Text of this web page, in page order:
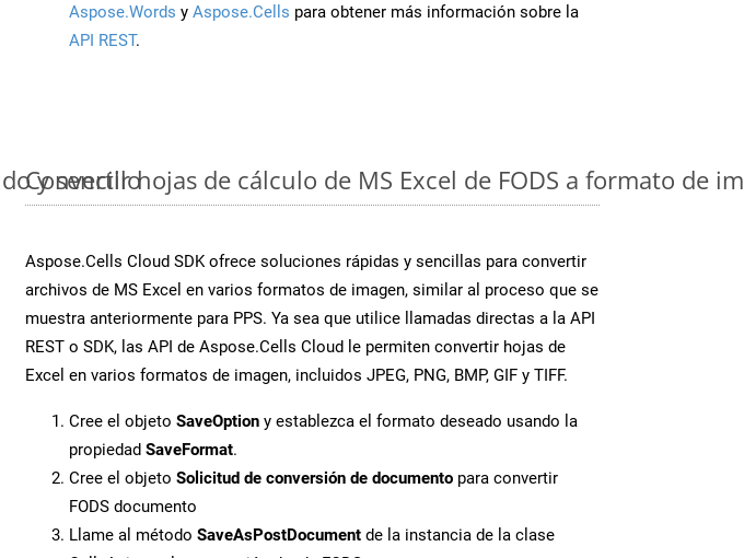
Aspose.Words y Aspose.Cells para obtener más información sobre la
API REST.
y sencillo
Convertir hojas de cálculo de MS Excel de FODS a formato de
Aspose.Cells Cloud SDK ofrece soluciones rápidas y sencillas para convertir
archivos de MS Excel en varios formatos de imagen, similar al proceso que se
muestra anteriormente para PPS. Ya sea que utilice llamadas directas a la API
REST o SDK, las API de Aspose.Cells Cloud le permiten convertir hojas de
Excel en varios formatos de imagen, incluidos JPEG, PNG, BMP, GIF y TIFF.
Cree el objeto SaveOption y establezca el formato deseado usando la
propiedad SaveFormat.
Cree el objeto Solicitud de conversión de documento para convertir
FODS documento
Llame al método SaveAsPostDocument de la instancia de la clase